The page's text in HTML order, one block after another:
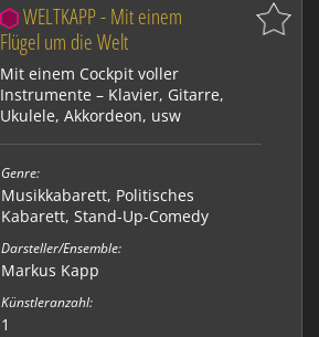
WELTKAPP - Mit einem
Flügel um die Welt
Mit einem Cockpit voller
Instrumente – Klavier, Gitarre,
Ukulele, Akkordeon, usw
Genre:
Musikkabarett, Politisches
Kabarett, Stand-Up-Comedy
Darsteller/Ensemble:
Markus Kapp
Künstleranzahl:
1